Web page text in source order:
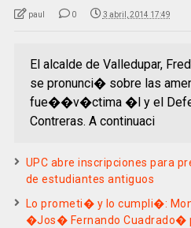
paul 0 3 abril, 2014 17:49
El alcalde de Valledupar,
se pronunci� sobre las
fue��v�ctima �l y el
Contreras. A continuaci
UPC abre inscripciones para
de estudiantes antiguos
Lo prometi� y lo cumpli�:
�Jos� Fernando Cuadrado�